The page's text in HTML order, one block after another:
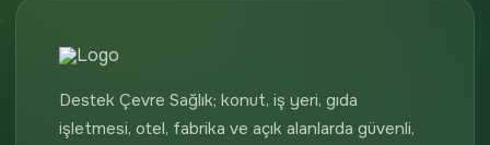
Destek Çevre Sağlık; konut, iş yeri, gıda
işletmesi, otel, fabrika ve açık alanlarda güvenli,